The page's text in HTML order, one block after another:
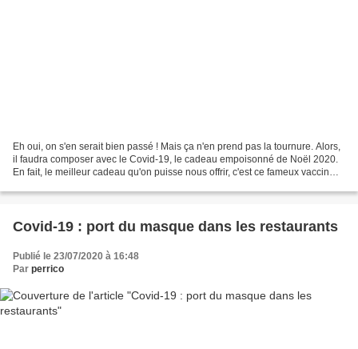
Eh oui, on s'en serait bien passé ! Mais ça n'en prend pas la tournure. Alors,
il faudra composer avec le Covid-19, le cadeau empoisonné de Noël 2020.
En fait, le meilleur cadeau qu'on puisse nous offrir, c'est ce fameux vaccin
Covid-19 : port du masque dans les restaurants
Publié le 23/07/2020 à 16:48
Par perrico